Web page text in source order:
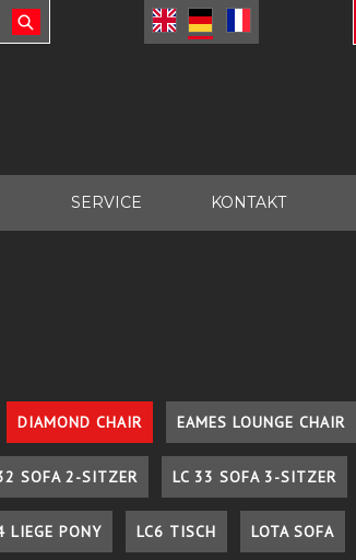
SERVICE KONTAKT
DIAMOND CHAIR EAMES LOUNGE CHAIR
SOFA 2-SITZER LC 33 SOFA 3-SITZER
LIEGE PONY LC6 TISCH LOTA SOFA